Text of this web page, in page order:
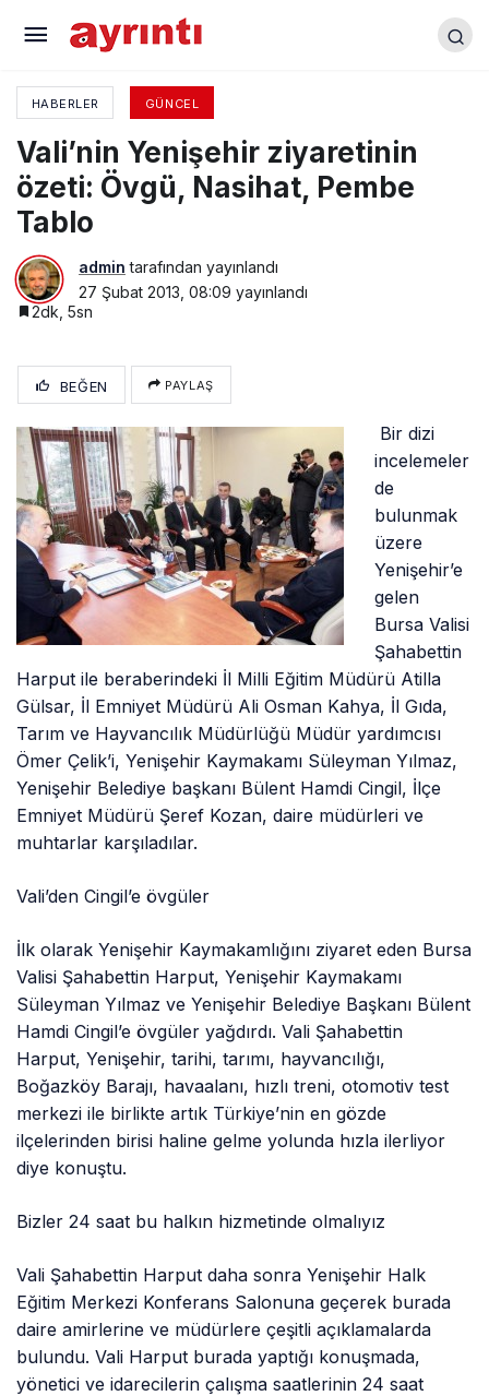
HABERLER GÜNCEL
Vali’nin Yenişehir ziyaretinin
özeti: Övgü, Nasihat, Pembe
Tablo
admin tarafından yayınlandı
27 Şubat 2013, 08:09 yayınlandı
2dk, 5sn
BEĞEN PAYLAŞ
Bir dizi
incelemeler
de
bulunmak
üzere
Yenişehir’e
gelen
Bursa Valisi
Şahabettin
Harput ile beraberindeki İl Milli Eğitim Müdürü Atilla
Gülsar, İl Emniyet Müdürü Ali Osman Kahya, İl Gıda,
Tarım ve Hayvancılık Müdürlüğü Müdür yardımcısı
Ömer Çelik’i, Yenişehir Kaymakamı Süleyman Yılmaz,
Yenişehir Belediye başkanı Bülent Hamdi Cingil, İlçe
Emniyet Müdürü Şeref Kozan, daire müdürleri ve
muhtarlar karşıladılar.
Vali’den Cingil’e övgüler
İlk olarak Yenişehir Kaymakamlığını ziyaret eden Bursa
Valisi Şahabettin Harput, Yenişehir Kaymakamı
Süleyman Yılmaz ve Yenişehir Belediye Başkanı Bülent
Hamdi Cingil’e övgüler yağdırdı. Vali Şahabettin
Harput, Yenişehir, tarihi, tarımı, hayvancılığı,
Boğazköy Barajı, havaalanı, hızlı treni, otomotiv test
merkezi ile birlikte artık Türkiye’nin en gözde
ilçelerinden birisi haline gelme yolunda hızla ilerliyor
diye konuştu.
Bizler 24 saat bu halkın hizmetinde olmalıyız
Vali Şahabettin Harput daha sonra Yenişehir Halk
Eğitim Merkezi Konferans Salonuna geçerek burada
daire amirlerine ve müdürlere çeşitli açıklamalarda
bulundu. Vali Harput burada yaptığı konuşmada,
yönetici ve idarecilerin çalışma saatlerinin 24 saat
Hüseyin Şahin hep aynı…